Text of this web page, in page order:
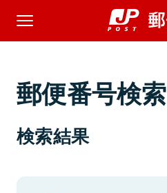
郵便番号検索
検索結果